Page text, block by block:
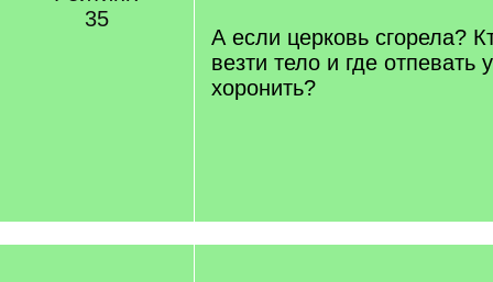
35
А если церковь сгорела?
везти тело и где отпевать
хоронить?